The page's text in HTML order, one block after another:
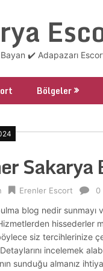
✔️ Adapazarı
Bölgeler
Erenler Escort 0
blog nedir sunmayı
hissederler
siz tercihlerinize
incelemek
sunduğu almanız